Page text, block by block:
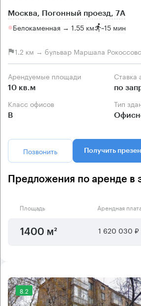
Москва, Погонный проезд, 7А
Белокаменная → 1.55 км ~15 мин
1.2 км → бульвар Маршала
Арендуемые площади
10 кв.м по
Класс офисов
B
Тип
Позвонить Получить
Предложения по аренде в
Площадь Арендная
1400 м² 1 620 030 ₽
8.2